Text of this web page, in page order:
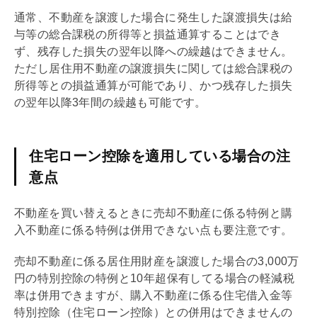
通常、不動産を譲渡した場合に発生した譲渡損失は給
与等の総合課税の所得等と損益通算することはでき
ず、残存した損失の翌年以降への繰越はできません。
ただし居住用不動産の譲渡損失に関しては総合課税の
所得等との損益通算が可能であり、かつ残存した損失
の翌年以降3年間の繰越も可能です。
住宅ローン控除を適用している場合の注
意点
不動産を買い替えるときに売却不動産に係る特例と購
入不動産に係る特例は併用できない点も要注意です。
売却不動産に係る居住用財産を譲渡した場合の3,000万
円の特別控除の特例と10年超保有してる場合の軽減税
率は併用できますが、購入不動産に係る住宅借入金等
特別控除（住宅ローン控除）との併用はできませんの